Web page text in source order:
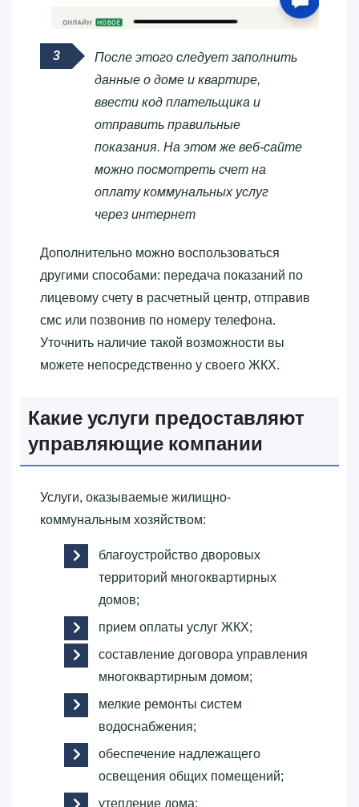
После этого следует заполнить
данные о доме и квартире,
ввести код плательщика и
отправить правильные
показания. На этом же веб-сайте
можно посмотреть счет на
оплату коммунальных услуг
через интернет
Дополнительно можно воспользоваться
другими способами: передача показаний по
лицевому счету в расчетный центр, отправив
смс или позвонив по номеру телефона.
Уточнить наличие такой возможности вы
можете непосредственно у своего ЖКХ.
Какие услуги предоставляют
управляющие компании
Услуги, оказываемые жилищно-
коммунальным хозяйством:
благоустройство дворовых
территорий многоквартирных
домов;
прием оплаты услуг ЖКХ;
составление договора управления
многоквартирным домом;
мелкие ремонты систем
водоснабжения;
обеспечение надлежащего
освещения общих помещений;
утепление дома;